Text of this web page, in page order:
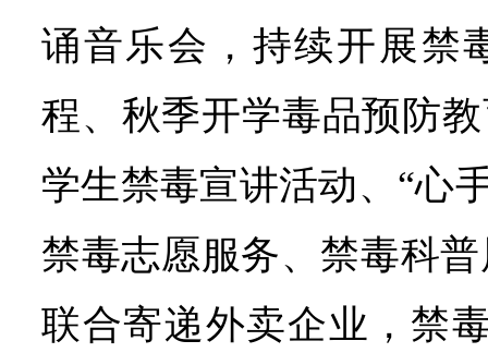
诵音乐会，持续开展禁
程、秋季开学毒品预防
学生禁毒宣讲活动、“心
禁毒志愿服务、禁毒科
联合寄递外卖企业，禁